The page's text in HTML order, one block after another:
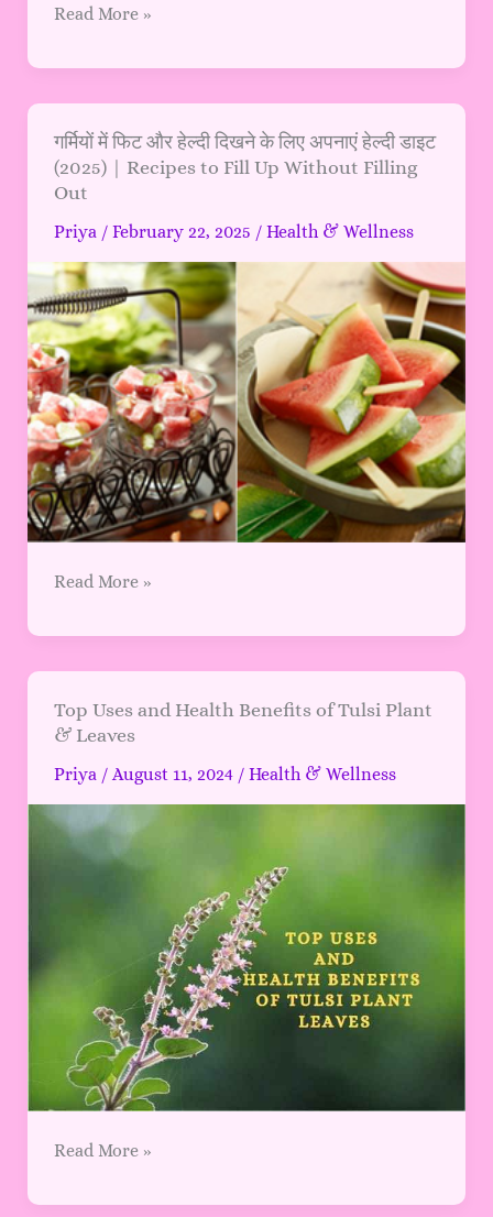
Read More »
गर्मियों में फिट और हेल्दी दिखने के लिए अपनाएं हेल्दी डाइट
(2025) | Recipes to Fill Up Without Filling
Out
Priya / February 22, 2025 / Health & Wellness
गर्मियों
में
फिट
और
हेल्दी
दिखने
के
लिए
अपनाएं
हेल्दी
डाइट
(2025)
|
Recipes
to
Fill
Without
Out
Read More »
Top Uses and Health Benefits of Tulsi Plant
& Leaves
Priya / August 11, 2024 / Health & Wellness
Top
Uses
Health
Read More »